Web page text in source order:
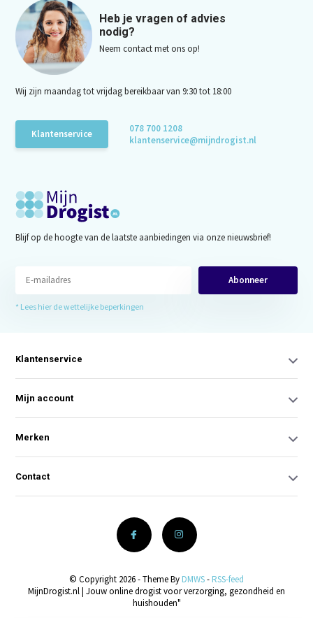
Heb je vragen of advies
nodig?
Neem contact met ons op!
Wij zijn maandag tot vrijdag bereikbaar van 9:30 tot 18:00
Klantenservice
078 700 1208
klantenservice@mijndrogist.nl
Blijf op de hoogte van de laatste aanbiedingen via onze nieuwsbrief!
Abonneer
* Lees hier de wettelijke beperkingen
Klantenservice
Mijn account
Merken
Contact
© Copyright 2026 - Theme By DMWS- RSS-feed
MijnDrogist.nl | Jouw online drogist voor verzorging, gezondheid en
huishouden"